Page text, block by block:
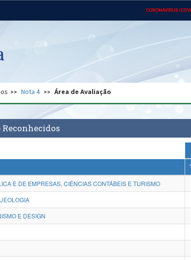
CORONAVÍRUS
Ministério do Desenvolvimento
Regional
Gabinete de Segurança Advocacia-Geral da União
Nota 4 Área de Avaliação
Reconhecidos
E DE EMPRESAS, CIÊNCIAS CONTÁBEIS E TURISMO
E DESIGN